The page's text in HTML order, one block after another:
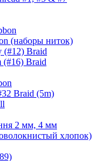
(наборы ниток)
(#12) Braid
Braid
Braid (5m)
2 мм, 4 мм
хлопок)